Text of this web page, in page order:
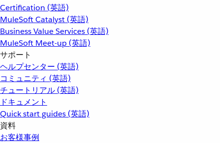
Certification (英語)
MuleSoft Catalyst (英語)
Business Value Services (英語)
MuleSoft Meet-up (英語)
サポート
ヘルプセンター (英語)
コミュニティ (英語)
チュートリアル (英語)
ドキュメント
Quick start guides (英語)
資料
お客様事例